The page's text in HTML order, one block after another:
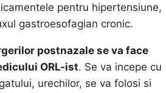
pentru hipertensiune,
gastroesofagian cronic.
postnazale se va face
ORL-ist. Se va incepe cu
urechilor, se va folosi si